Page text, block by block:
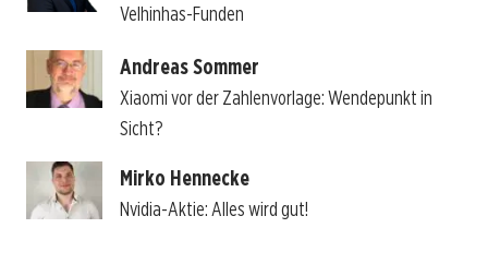
Velhinhas-Funden
Andreas Sommer
Xiaomi vor der Zahlenvorlage: Wendepunkt in
Sicht?
Mirko Hennecke
Nvidia-Aktie: Alles wird gut!